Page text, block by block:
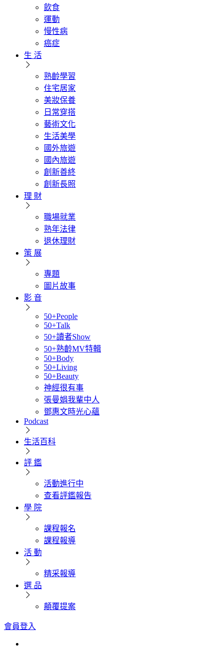
飲食
運動
慢性病
癌症
生 活
熟齡學習
住宅居家
美妝保養
日常穿搭
藝術文化
生活美學
國外旅遊
國內旅遊
創新善終
創新長照
理 財
職場就業
熟年法律
退休理財
策 展
專題
圖片故事
影 音
50+People
50+Talk
50+讀者Show
50+熟齡MV特輯
50+Body
50+Living
50+Beauty
神經很有事
張曼娟我輩中人
鄧惠文時光心蘊
Podcast
生活百科
評 鑑
活動進行中
查看評鑑報告
學 院
課程報名
課程報導
活 動
精采報導
選 品
顛覆提案
會員登入